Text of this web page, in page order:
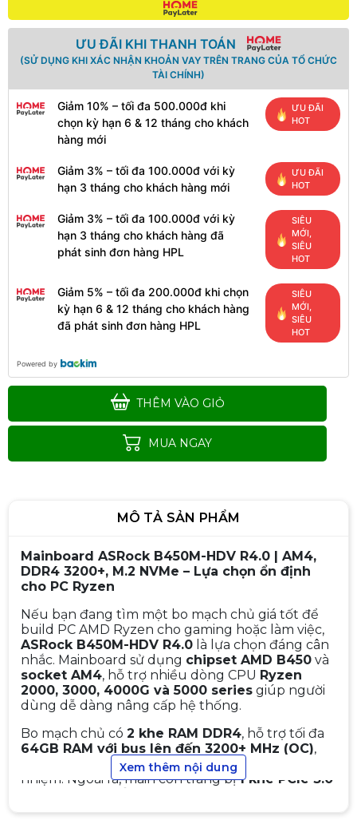
ƯU ĐÃI KHI THANH TOÁN
(SỬ DỤNG KHI XÁC NHẬN KHOẢN VAY TRÊN TRANG CỦA TỔ CHỨC
TÀI CHÍNH)
Giảm 10% – tối đa 500.000đ khi
chọn kỳ hạn 6 & 12 tháng cho khách
hàng mới
ƯU ĐÃI
HOT
Giảm 3% – tối đa 100.000đ với kỳ
hạn 3 tháng cho khách hàng mới
ƯU ĐÃI
HOT
Giảm 3% – tối đa 100.000đ với kỳ
hạn 3 tháng cho khách hàng đã
phát sinh đơn hàng HPL
SIÊU
MỚI,
SIÊU
HOT
Giảm 5% – tối đa 200.000đ khi chọn
kỳ hạn 6 & 12 tháng cho khách hàng
đã phát sinh đơn hàng HPL
SIÊU
MỚI,
SIÊU
HOT
Powered by
THÊM VÀO GIỎ
MUA NGAY
MÔ TẢ SẢN PHẨM
Mainboard ASRock B450M-HDV R4.0 | AM4,
DDR4 3200+, M.2 NVMe – Lựa chọn ổn định
cho PC Ryzen
Nếu bạn đang tìm một bo mạch chủ giá tốt để
build PC AMD Ryzen cho gaming hoặc làm việc,
ASRock B450M-HDV R4.0 là lựa chọn đáng cân
nhắc. Mainboard sử dụng chipset AMD B450 và
socket AM4, hỗ trợ nhiều dòng CPU Ryzen
2000, 3000, 4000G và 5000 series giúp người
dùng dễ dàng nâng cấp hệ thống.
Bo mạch chủ có 2 khe RAM DDR4, hỗ trợ tối đa
64GB RAM với bus lên đến 3200+ MHz (OC),
đáp ứng tốt nhu cầu gaming, làm việc và đa
nhiệm. Ngoài ra, main còn trang bị1 khe PCIe 3.0
Ultra M.2 hỗ trợ SSD NVMe PCIe Gen3 x4cho
Xem thêm nội dung
Mainboard ASUS Tuf Gaming
B650M-E DDR5
-5%